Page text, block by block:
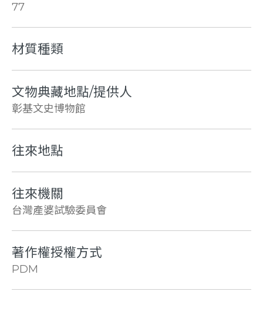
77
材質種類
文物典藏地點/提供人
彰基文史博物館
往來地點
往來機關
台灣產婆試驗委員會
著作權授權方式
PDM